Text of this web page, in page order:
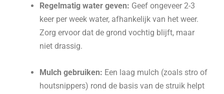
Regelmatig water geven: Geef ongeveer 2-3
keer per week water, afhankelijk van het weer.
Zorg ervoor dat de grond vochtig blijft, maar
niet drassig.
Mulch gebruiken: Een laag mulch (zoals stro of
houtsnippers) rond de basis van de struik helpt